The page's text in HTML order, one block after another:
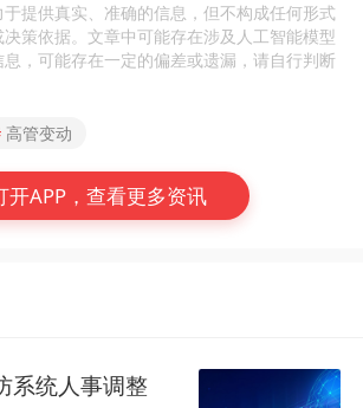
提供真实、准确的信息，但不构成任何形式
策依据。文章中可能存在涉及人工智能模型
，可能存在一定的偏差或遗漏，请自行判断
高管变动
开APP，查看更多资讯
系统人事调整